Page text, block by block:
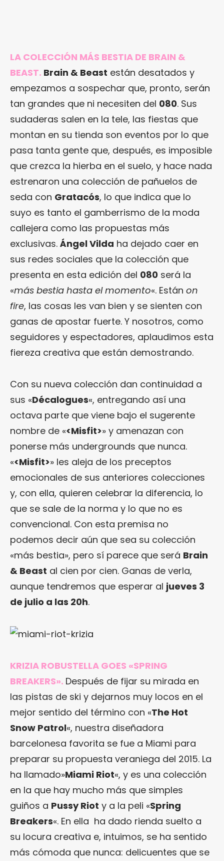
LA COLECCIÓN MÁS BESTIA DE BRAIN &
BEAST. Brain & Beast están desatados y
empezamos a sospechar que, pronto, serán
tan grandes que ni necesiten del 080. Sus
sudaderas salen en la tele, las fiestas que
montan en su tienda son eventos por lo que
pasa tanta gente que, después, es imposible
que crezca la hierba en el suelo, y hace nada
estrenaron una colección de pañuelos de
seda con Gratacós, lo que indica que lo
suyo es tanto el gamberrismo de la moda
callejera como las propuestas más
exclusivas. Ángel Vilda ha dejado caer en
sus redes sociales que la colección que
presenta en esta edición del 080 será la
«más bestia hasta el momento«. Están on
fire, las cosas les van bien y se sienten con
ganas de apostar fuerte. Y nosotros, como
seguidores y espectadores, aplaudimos esta
fiereza creativa que están demostrando.
Con su nueva colección dan continuidad a
sus «Décalogues«, entregando así una
octava parte que viene bajo el sugerente
nombre de «<Misfit>» y amenazan con
ponerse más undergrounds que nunca.
«<Misfit>» les aleja de los preceptos
emocionales de sus anteriores colecciones
y, con ella, quieren celebrar la diferencia, lo
que se sale de la norma y lo que no es
convencional. Con esta premisa no
podemos decir aún que sea su colección
«más bestia», pero sí parece que será Brain
& Beast al cien por cien. Ganas de verla,
aunque tendremos que esperar al jueves 3
de julio a las 20h.
KRIZIA ROBUSTELLA GOES «SPRING
BREAKERS». Después de fijar su mirada en
las pistas de ski y dejarnos muy locos en el
mejor sentido del término con «The Hot
Snow Patrol«, nuestra diseñadora
barcelonesa favorita se fue a Miami para
preparar su propuesta veraniega del 2015. La
ha llamado»Miami Riot«, y es una colección
en la que hay mucho más que simples
guiños a Pussy Riot y a la peli «Spring
Breakers«. En ella ha dado rienda suelto a
su locura creativa e, intuimos, se ha sentido
más cómoda que nunca: delicuentes que se